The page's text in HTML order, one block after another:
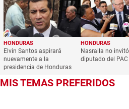
HONDURAS
Elvin Santos aspirará
nuevamente a la
presidencia de Honduras
HONDURAS
Nasralla no
diputado del
MIS TEMAS PREFERIDOS